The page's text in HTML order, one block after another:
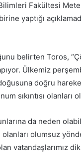
Fakültesi
yaptığı
belirten Toros,
Ülkemiz
doğru
sıkıntısı olanları
da neden
olanları olumsuz
vatandaşlarımız